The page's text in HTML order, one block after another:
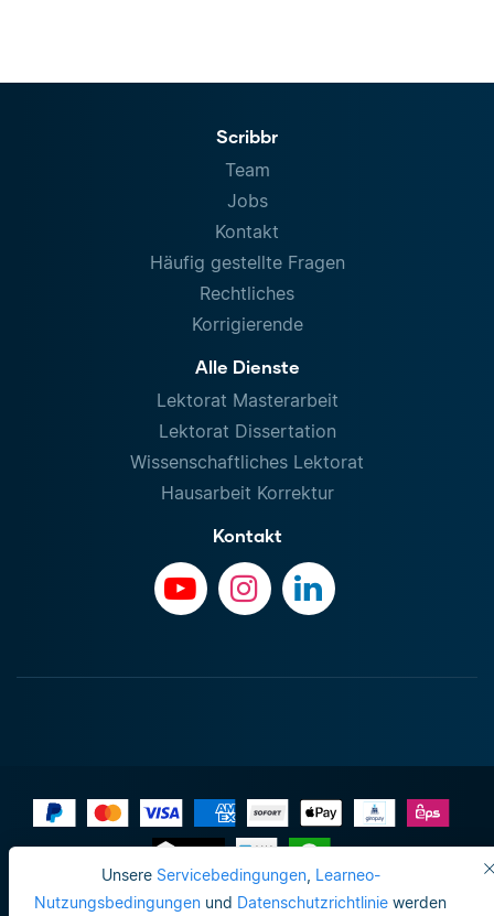
Unsere Servicebedingungen, Learneo-
Nutzungsbedingungen und Datenschutzrichtlinie werden
Scribbr
Team
Jobs
Kontakt
Häufig gestellte Fragen
Rechtliches
Korrigierende
Alle Dienste
Lektorat Masterarbeit
Lektorat Dissertation
Wissenschaftliches Lektorat
Hausarbeit Korrektur
Kontakt
Impressum